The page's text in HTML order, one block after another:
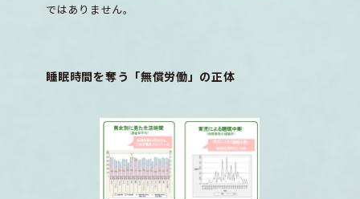
ではありません。
睡眠時間を奪う「無償労働」の正体